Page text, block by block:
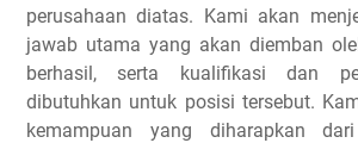
perusahaan diatas. Kami akan
jawab utama yang akan diemban
berhasil, serta kualifikasi dan
dibutuhkan untuk posisi tersebut.
kemampuan yang diharapkan